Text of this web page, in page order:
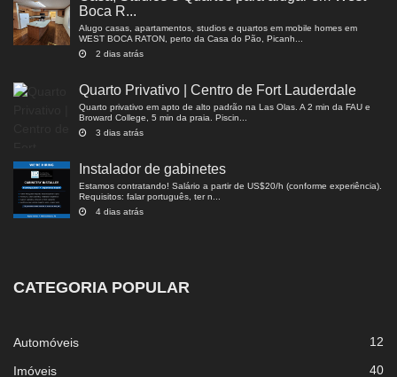
Boca R...
Alugo casas, apartamentos, studios e quartos em mobile homes em
WEST BOCA RATON, perto da Casa do Pão, Picanh...
2 dias atrás
Quarto Privativo | Centro de Fort Lauderdale
Quarto privativo em apto de alto padrão na Las Olas. A 2 min da FAU e
Broward College, 5 min da praia. Piscin...
3 dias atrás
Instalador de gabinetes
Estamos contratando! Salário a partir de US$20/h (conforme experiência).
Requisitos: falar português, ter n...
4 dias atrás
CATEGORIA POPULAR
Automóveis 12
Imóveis 40